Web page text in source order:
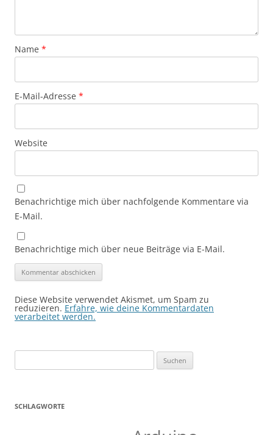
Name *
E-Mail-Adresse *
Website
Benachrichtige mich über nachfolgende Kommentare via
E-Mail.
Benachrichtige mich über neue Beiträge via E-Mail.
Diese Website verwendet Akismet, um Spam zu
reduzieren. Erfahre, wie deine Kommentardaten
verarbeitet werden.
nach:
SCHLAGWORTE